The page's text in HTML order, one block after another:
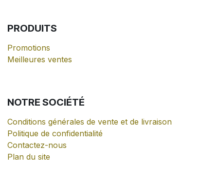
PRODUITS
Promotions
Meilleures ventes
NOTRE SOCIÉTÉ
Conditions générales de vente et de livraison
Politique de confidentialité
Contactez-nous
Plan du site